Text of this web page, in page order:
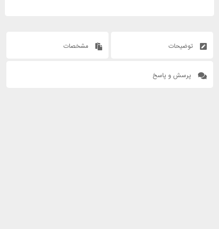
توضیحات مشخصات
پرسش و پاسخ